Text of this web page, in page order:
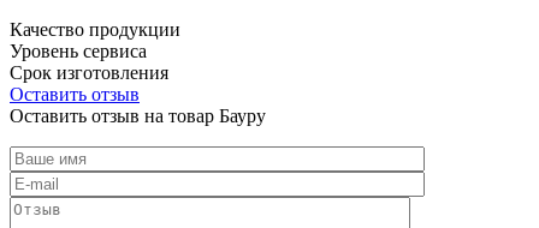
Качество продукции
Уровень сервиса
Срок изготовления
Оставить отзыв
Оставить отзыв на товар Бауру